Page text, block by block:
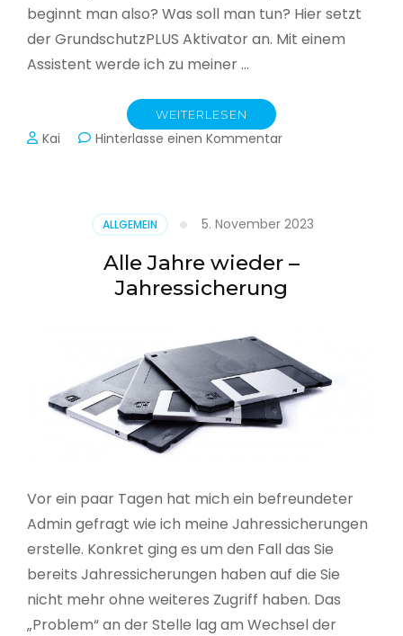
beginnt man also? Was soll man tun? Hier setzt
der GrundschutzPLUS Aktivator an. Mit einem
Assistent werde ich zu meiner …
WEITERLESEN
Kai Hinterlasse einen Kommentarzu
ALLGEMEIN 5. November 2023
Alle Jahre wieder –
Jahressicherung
Vor ein paar Tagen hat mich ein befreundeter
Admin gefragt wie ich meine Jahressicherungen
erstelle. Konkret ging es um den Fall das Sie
bereits Jahressicherungen haben auf die Sie
nicht mehr ohne weiteres Zugriff haben. Das
„Problem“ an der Stelle lag am Wechsel der